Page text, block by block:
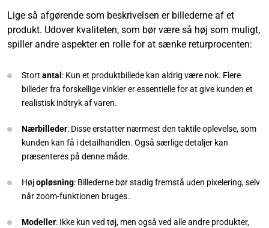
Lige så afgørende som beskrivelsen er billederne af et
produkt. Udover kvaliteten, som bør være så høj som muligt,
spiller andre aspekter en rolle for at sænke returprocenten:
Stort antal : Kun et produktbillede kan aldrig være nok. Flere
billeder fra forskellige vinkler er essentielle for at give kunden et
realistisk indtryk af varen.
Nærbilleder: Disse erstatter nærmest den taktile oplevelse, som
kunden kan få i detailhandlen. Også særlige detaljer kan
præsenteres på denne måde.
Højopløsning: Billederne bør stadig fremstå uden pixelering, selv
når zoom-funktionen bruges.
Modeller: Ikke kun ved tøj, men også ved alle andre produkter,